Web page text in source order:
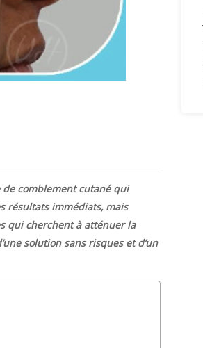
comblement cutané qui
résultats immédiats, mais
qui cherchent à atténuer la
solution sans risques et d’un